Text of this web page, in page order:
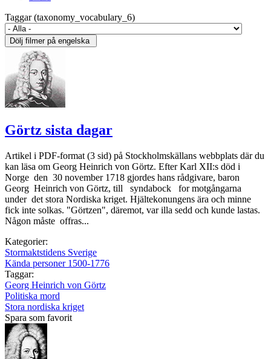
Taggar (taxonomy_vocabulary_6)
Görtz sista dagar
Artikel i PDF-format (3 sid) på Stockholmskällans webbplats där du
kan läsa om Georg Heinrich von Görtz. Efter Karl XII:s död i
Norge den 30 november 1718 gjordes hans rådgivare, baron
Georg Heinrich von Görtz, till syndabock for motgångarna
under det stora Nordiska kriget. Hjältekonungens ära och minne
fick inte solkas. "Görtzen", däremot, var illa sedd och kunde lastas.
Någon måste offras...
Kategorier:
Stormaktstidens Sverige
Kända personer 1500-1776
Taggar:
Georg Heinrich von Görtz
Politiska mord
Stora nordiska kriget
Spara som favorit